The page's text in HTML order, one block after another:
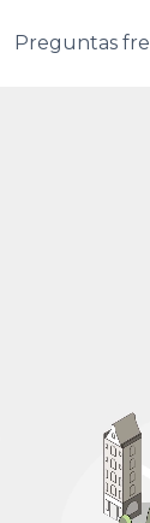
Preguntas